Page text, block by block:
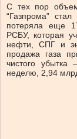
С тех пор
“Газпрома”
потеряла еще
РСБУ, которая
нефти, СПГ и
продажа газа
чистого
неделю, 2,94